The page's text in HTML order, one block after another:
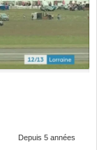
Depuis 5 années